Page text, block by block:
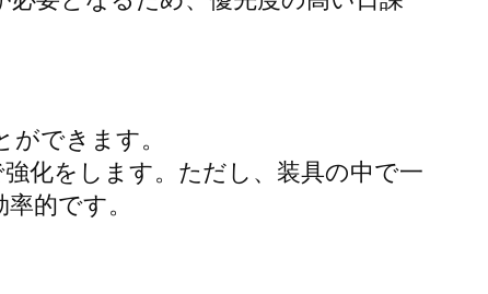
できます。
化をします。ただし、装具の中で一
的です。